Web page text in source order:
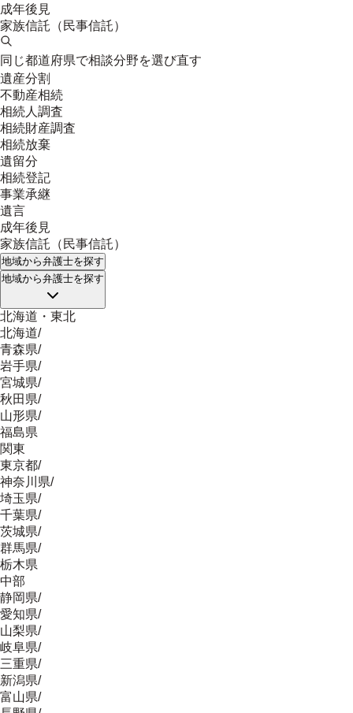
成年後見
家族信託（民事信託）
同じ都道府県で相談分野を選び直す
遺産分割
不動産相続
相続人調査
相続財産調査
相続放棄
遺留分
相続登記
事業承継
遺言
成年後見
家族信託（民事信託）
地域から弁護士を探す
地域から弁護士を探す
北海道・東北
北海道/
青森県/
岩手県/
宮城県/
秋田県/
山形県/
福島県
関東
東京都/
神奈川県/
埼玉県/
千葉県/
茨城県/
群馬県/
栃木県
中部
静岡県/
愛知県/
山梨県/
岐阜県/
三重県/
新潟県/
富山県/